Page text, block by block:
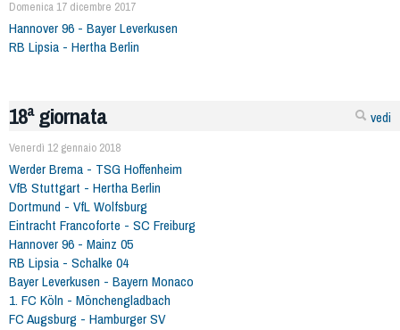
Domenica 17 dicembre 2017
Hannover 96 - Bayer Leverkusen
RB Lipsia - Hertha Berlin
vedi
18ª giornata
Venerdì 12 gennaio 2018
Werder Brema - TSG Hoffenheim
VfB Stuttgart - Hertha Berlin
Dortmund - VfL Wolfsburg
Eintracht Francoforte - SC Freiburg
Hannover 96 - Mainz 05
RB Lipsia - Schalke 04
Bayer Leverkusen - Bayern Monaco
1. FC Köln - Mönchengladbach
FC Augsburg - Hamburger SV